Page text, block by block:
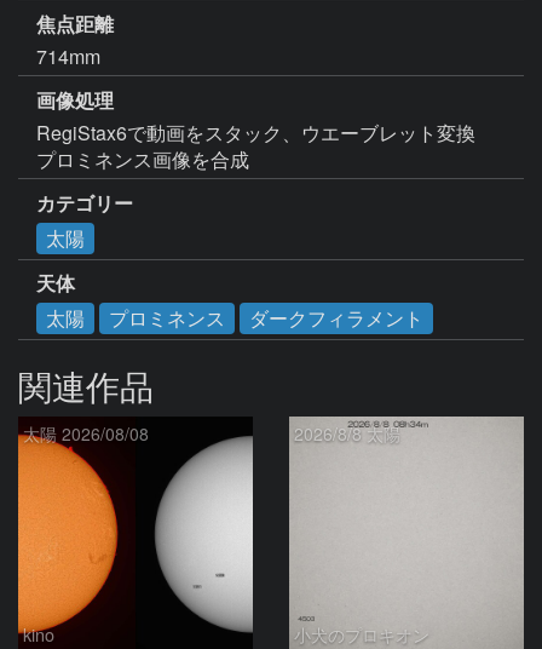
焦点距離
714mm
画像処理
RegiStax6で動画をスタック、ウエーブレット変換
プロミネンス画像を合成
カテゴリー
太陽
天体
太陽
プロミネンス ダークフィラメント
関連作品
太陽 2026/08/08
kino
2026/8/8 太陽
小犬のプロキオン